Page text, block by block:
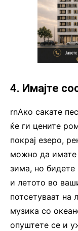
4. Имајте
rnАко сакате
ќе ги цените
покрај езеро,
можно да имате
зима, но бидете
и летото во
потсетуваат на
музика со
опуштете се и